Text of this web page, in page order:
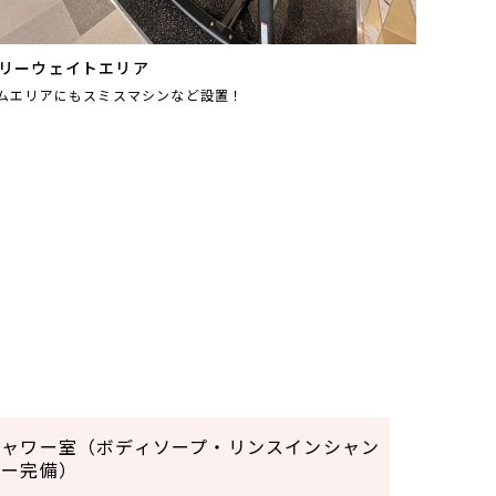
ーウェイトエリア
エリアにもスミスマシンなど設置！
ワー室（ボディソープ・リンスインシャン
完備）